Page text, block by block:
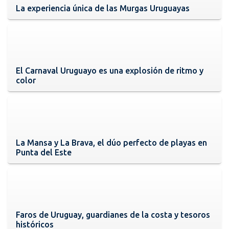
La experiencia única de las Murgas Uruguayas
El Carnaval Uruguayo es una explosión de ritmo y
color
La Mansa y La Brava, el dúo perfecto de playas en
Punta del Este
Faros de Uruguay, guardianes de la costa y tesoros
históricos